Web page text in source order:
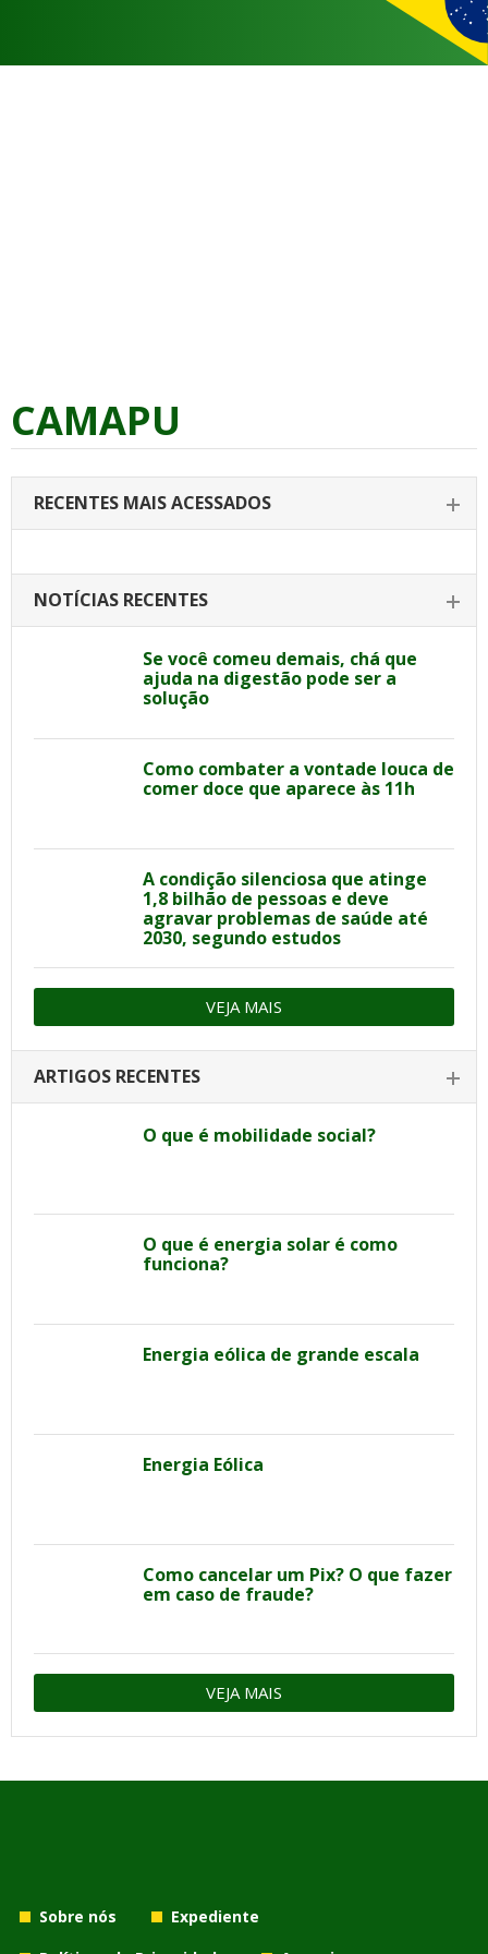
CAMAPU
RECENTES MAIS ACESSADOS
NOTÍCIAS RECENTES
Se você comeu demais, chá que
ajuda na digestão pode ser a
solução
Como combater a vontade louca de
comer doce que aparece às 11h
A condição silenciosa que atinge
1,8 bilhão de pessoas e deve
agravar problemas de saúde até
2030, segundo estudos
VEJA MAIS
ARTIGOS RECENTES
O que é mobilidade social?
O que é energia solar é como
funciona?
Energia eólica de grande escala
Energia Eólica
Como cancelar um Pix? O que fazer
em caso de fraude?
VEJA MAIS
Sobre nós
Expediente